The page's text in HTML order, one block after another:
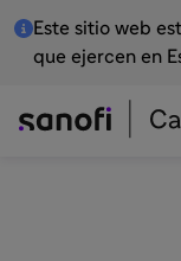
Este sitio web
que ejercen en